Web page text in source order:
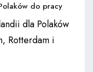
do pracy
dla Polaków
Rotterdam i